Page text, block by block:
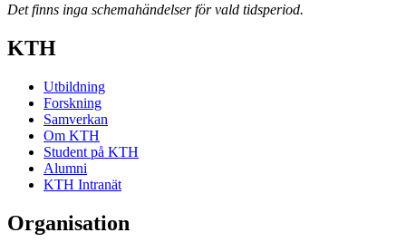
Det finns inga schemahändelser för vald tidsperiod.
KTH
Utbildning
Forskning
Samverkan
Om KTH
Student på KTH
Alumni
KTH Intranät
Organisation